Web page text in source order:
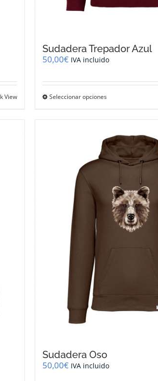
View
Sudadera Trepador Azul
50,00€ IVA incluido
Seleccionar opciones
variantes.
Las
opciones
se
pueden
elegir
en
la
página
de
producto
Sudadera Oso
50,00€ IVA incluido